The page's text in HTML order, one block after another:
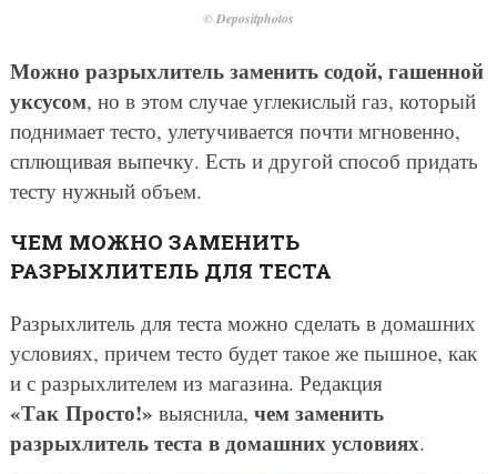
© Depositphotos
Можно разрыхлитель заменить содой, гашенной
уксусом, но в этом случае углекислый газ, который
поднимает тесто, улетучивается почти мгновенно,
сплющивая выпечку. Есть и другой способ придать
тесту нужный объем.
ЧЕМ МОЖНО ЗАМЕНИТЬ
РАЗРЫХЛИТЕЛЬ ДЛЯ ТЕСТА
Разрыхлитель для теста можно сделать в домашних
условиях, причем тесто будет такое же пышное, как
и с разрыхлителем из магазина. Редакция
«Так Просто!» выяснила, чем заменить
разрыхлитель теста в домашних условиях.